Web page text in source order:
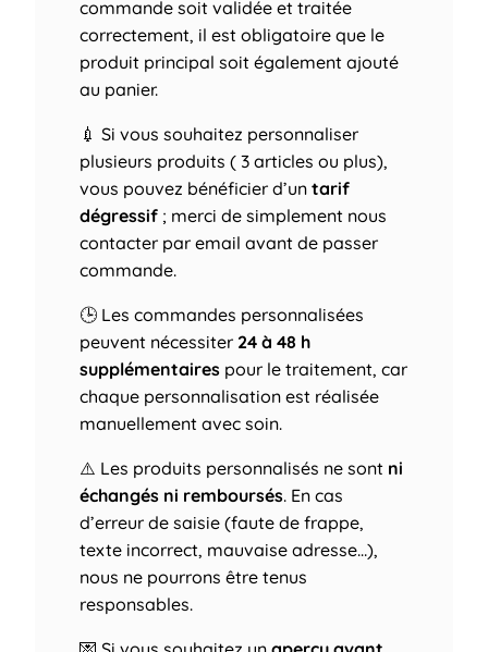
commande soit validée et traitée
correctement, il est obligatoire que le
produit principal soit également ajouté
au panier.
💉 Si vous souhaitez personnaliser
plusieurs produits ( 3 articles ou plus),
vous pouvez bénéficier d’un tarif
dégressif ; merci de simplement nous
contacter par email avant de passer
commande.
🕒 Les commandes personnalisées
peuvent nécessiter 24 à 48 h
supplémentaires pour le traitement, car
chaque personnalisation est réalisée
manuellement avec soin.
⚠️ Les produits personnalisés ne sont ni
échangés ni remboursés. En cas
d’erreur de saisie (faute de frappe,
texte incorrect, mauvaise adresse…),
nous ne pourrons être tenus
responsables.